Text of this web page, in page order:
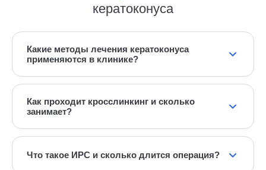
кератоконуса
Какие методы лечения кератоконуса
применяются в клинике?
В клинике МТК применяются технологии
кросслинкинга роговицы и имплантации
интрастромальных роговичных сегментов (ИРС).
Технологии могут использоваться сочетанно или
Как проходит кросслинкинг и сколько
занимает?
Кросслинкинг проводится амбулаторно под местной
капельной анестезией и занимает около полутора
Что такое ИРС и сколько длится операция?